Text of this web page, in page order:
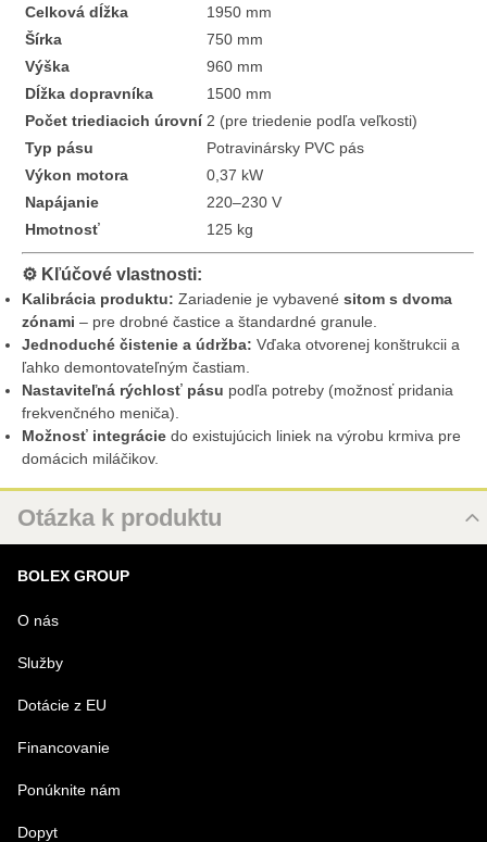
Celková dĺžka
1950 mm
Šírka
750 mm
Výška
960 mm
Dĺžka dopravníka
1500 mm
Počet triediacich úrovní 2 (pre triedenie podľa veľkosti)
Typ pásu
Potravinársky PVC pás
Výkon motora
0,37 kW
Napájanie
220–230 V
Hmotnosť
125 kg
⚙️ Kľúčové vlastnosti:
Kalibrácia produktu: Zariadenie je vybavené sitom s dvoma
zónami – pre drobné častice a štandardné granule.
Jednoduché čistenie a údržba: Vďaka otvorenej konštrukcii a
ľahko demontovateľným častiam.
Nastaviteľná rýchlosť pásu podľa potreby (možnosť pridania
frekvenčného meniča).
Možnosť integrácie do existujúcich liniek na výrobu krmiva pre
domácich miláčikov.
Otázka k produktu
MENO
VÁŠ E-MAIL
VAŠA OTÁZKA K PRODUKTU
BOLEX GROUP
O nás
Služby
Dotácie z EU
Financovanie
Ponúknite nám
Dopyt